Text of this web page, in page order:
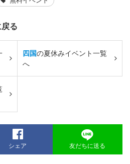
る
四国の夏休みイベント一覧
へ
シェア 友だちに送る